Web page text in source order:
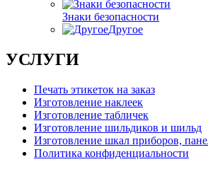
Знаки безопасности
Другое
УСЛУГИ
Печать этикеток на заказ
Изготовление наклеек
Изготовление табличек
Изготовление шильдиков и шильд
Изготовление шкал приборов,
Политика конфиденциальности